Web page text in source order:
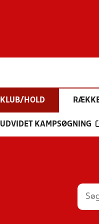
KLUB/HOLD
UDVIDET KAMPSØGNING